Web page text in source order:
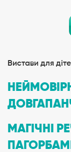
Вистави для
МАГІЧНІ